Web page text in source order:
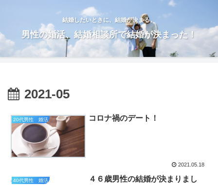
結婚したいときに、結婚が決まる。
男性の婚活、結婚相談所で結婚が決まった！
2021-05
20代男性 婚活 コロナ禍のデート！
2021.05.18
40代男性 婚活
４６歳男性の結婚が決まりまし